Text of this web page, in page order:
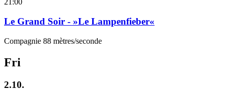
21:00
Le Grand Soir - »Le Lampenfieber«
Compagnie 88 mètres/seconde
Fri
2.10.